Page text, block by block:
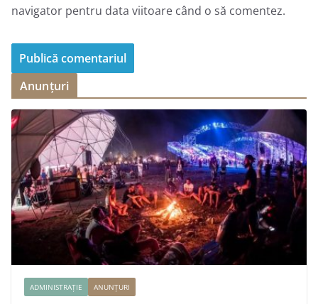
navigator pentru data viitoare când o să comentez.
Anunțuri
ADMINISTRAȚIE ANUNȚURI